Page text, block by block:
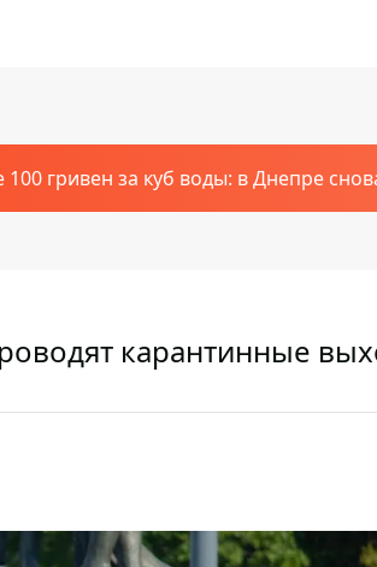
100 гривен за куб воды: в Днепре
карантинные